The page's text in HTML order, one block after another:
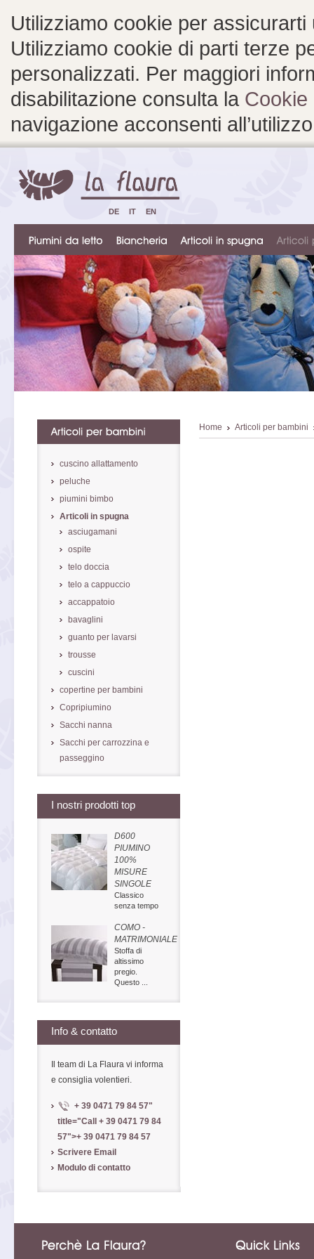
Utilizziamo cookie per
Utilizziamo cookie di parti terze
personalizzati. Per maggiori
disabilitazione consulta la Cookie
navigazione acconsenti
Home Articoli per bambini
cuscino allattamento
peluche
piumini bimbo
Articoli in spugna
asciugamani
ospite
telo doccia
telo a cappuccio
accappatoio
bavaglini
guanto per lavarsi
trousse
cuscini
copertine per bambini
Copripiumino
Sacchi nanna
Sacchi per carrozzina e
passeggino
I nostri prodotti top
D600
PIUMINO
100%
MISURE
SINGOLE
Classico
senza tempo
COMO -
MATRIMONIALE
Stoffa di
altissimo
pregio.
Questo ...
Info & contatto
Il team di La Flaura vi informa
e consiglia volentieri.
+ 39 0471 79 84 57"
title="Call + 39 0471 79 84
57">+ 39 0471 79 84 57
Scrivere Email
Modulo di contatto
DE IT EN